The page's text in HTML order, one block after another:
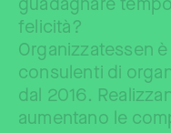
felicità?
Organizzatessen
consulenti di
dal 2016.
aumentano le